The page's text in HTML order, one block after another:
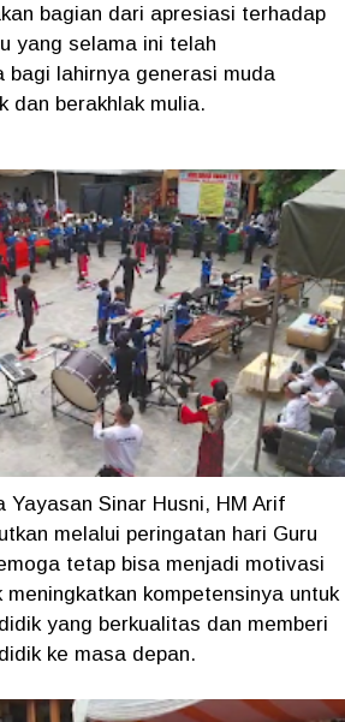
bagian dari apresiasi terhadap
yang selama ini telah
bagi lahirnya generasi muda
dan berakhlak mulia.
Yayasan Sinar Husni, HM Arif
melalui peringatan hari Guru
tetap bisa menjadi motivasi
meningkatkan kompetensinya untuk
yang berkualitas dan memberi
ke masa depan.